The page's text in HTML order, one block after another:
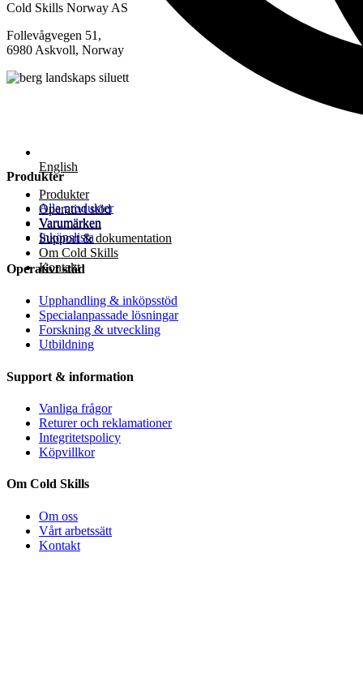
English
Produkter
Operativt stöd
Varumärken
Support & dokumentation
Om Cold Skills
Kontakt
Cold Skills Norway AS
Follevågvegen 51,
6980 Askvoll, Norway
Produkter
Alla produkter
Varumärken
Inköpslista
Operativt stöd
Upphandling & inköpsstöd
Specialanpassade lösningar
Forskning & utveckling
Utbildning
Support & information
Vanliga frågor
Returer och reklamationer
Integritetspolicy
Köpvillkor
Om Cold Skills
Om oss
Vårt arbetssätt
Kontakt